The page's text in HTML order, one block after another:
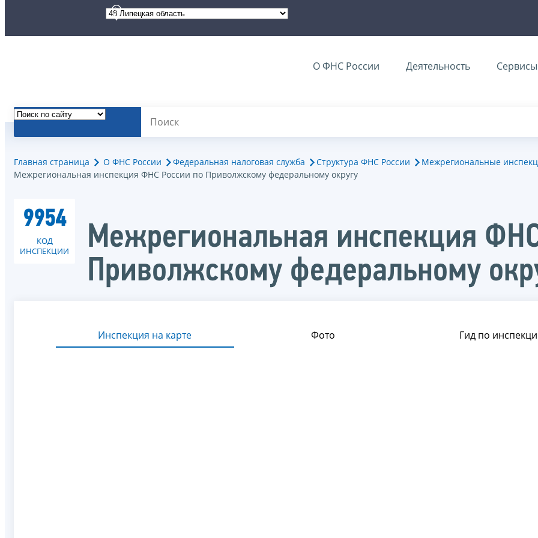
О ФНС России Деятельность Сервисы
Главная страница О ФНС России Федеральная налоговая служба Структура ФНС России
Межрегиональные
Межрегиональная инспекция ФНС России по Приволжскому федеральному округу
9954
КОД
ИНСПЕКЦИИ
Межрегиональная инспекция
Приволжскому федеральному
Инспекция на карте Фото Гид по